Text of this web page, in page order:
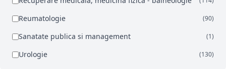
Reumatologie (90)
Sanatate publica si management (1)
Urologie (130)